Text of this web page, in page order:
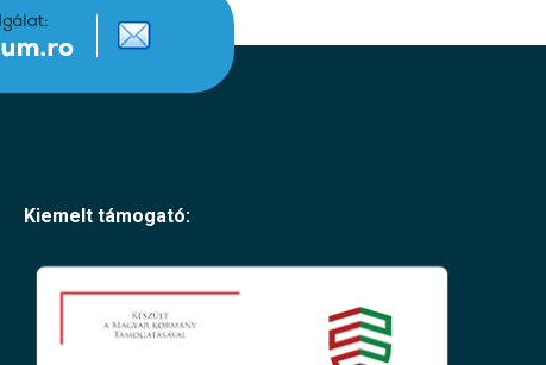
Kiemelt támogató: